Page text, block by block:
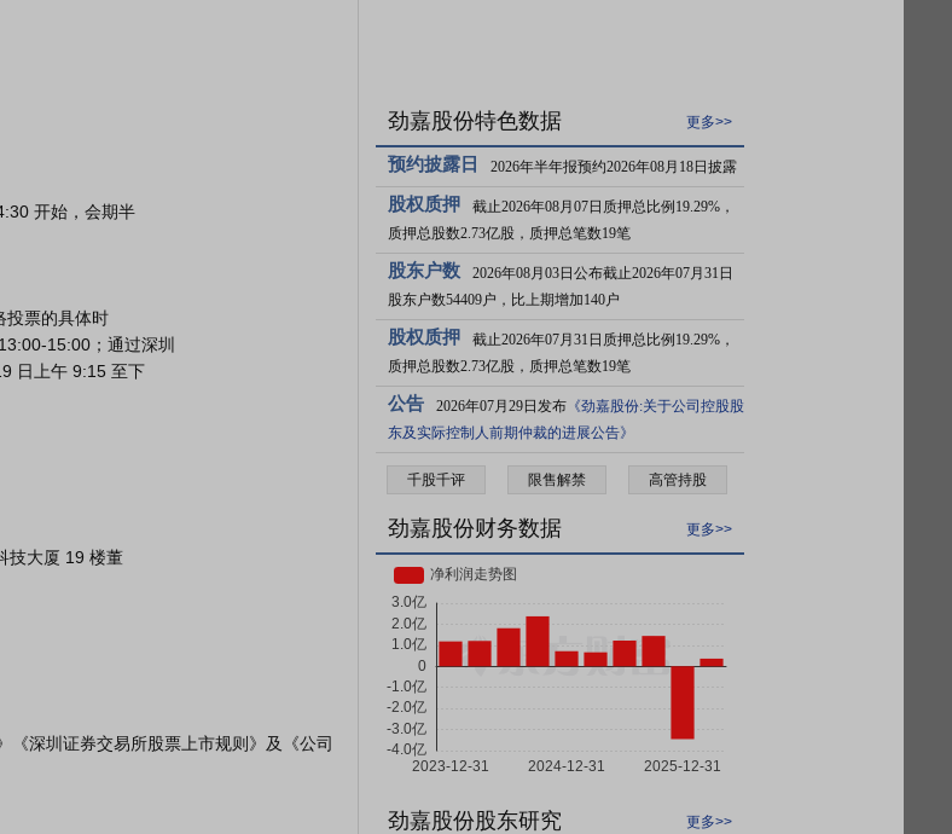
15:00；通过深圳
日上午 9:15 至下
劲嘉股份特色数据 更多>>
预约披露日 2026年半年报预约2026年08月18日披露
股权质押
截止2026年08月07日质押总比例19.29%，
质押总股数2.73亿股，质押总笔数19笔
股东户数
2026年08月03日公布截止2026年07月31日
股东户数54409户，比上期增加140户
股权质押
截止2026年07月31日质押总比例19.29%，
质押总股数2.73亿股，质押总笔数19笔
公告 2026年07月29日发布 《劲嘉股份:关于公司控股股
东及实际控制人前期仲裁的进展公告》
千股千评 限售解禁 高管持股
劲嘉股份财务数据 更多>>
劲嘉股份股东研究 更多>>